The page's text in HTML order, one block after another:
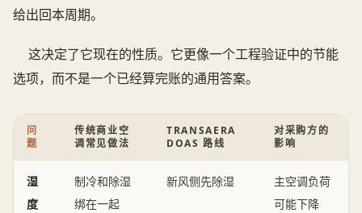
给出回本周期。
这决定了它现在的性质。它更像一个工程验证中的节能
选项，而不是一个已经算完账的通用答案。
问
题
传统商业空
调常见做法
TRANSAERA
DOAS 路线
对采购方的
影响
湿
度
制冷和除湿
绑在一起
新风侧先除湿
主空调负荷
可能下降